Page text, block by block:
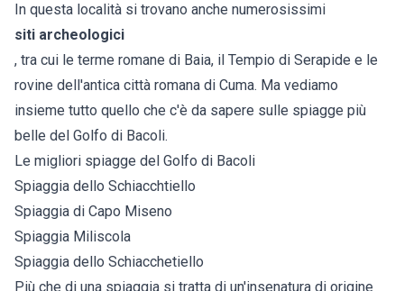
In questa località si trovano anche numerosissimi
siti archeologici
, tra cui le terme romane di Baia, il Tempio di Serapide e le
rovine dell'antica città romana di Cuma. Ma vediamo
insieme tutto quello che c'è da sapere sulle spiagge più
belle del Golfo di Bacoli.
Le migliori spiagge del Golfo di Bacoli
Spiaggia dello Schiacchtiello
Spiaggia di Capo Miseno
Spiaggia Miliscola
Spiaggia dello Schiacchetiello
Più che di una spiaggia si tratta di un'insenatura di origine